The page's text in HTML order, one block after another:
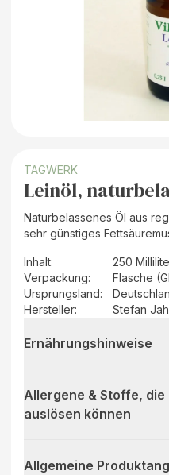
TAGWERK
Leinöl,
Naturbelassenes Öl aus
sehr günstiges
Inhalt:
250
Verpackung:
Flasche
Ursprungsland:
Hersteller: Stefan
Ernährungshinweise
Allergene & Stoffe,
auslösen können
Allgemeine